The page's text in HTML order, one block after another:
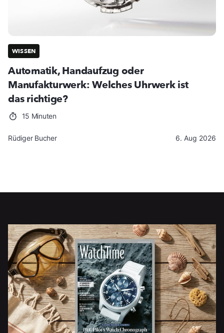
WISSEN
Automatik, Handaufzug oder
Manufakturwerk: Welches Uhrwerk ist
das richtige?
15 Minuten
Rüdiger Bucher 6. Aug 2026